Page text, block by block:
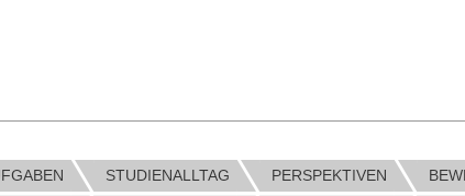
STUDIENALLTAG PERSPEKTIVEN